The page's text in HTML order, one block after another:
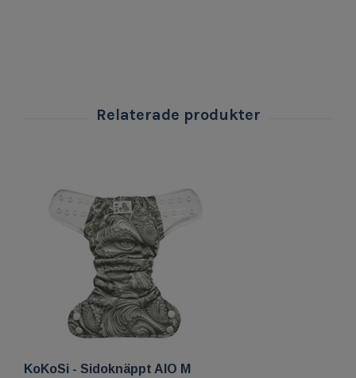
KoKoSi - Sidoknäppt AIO M